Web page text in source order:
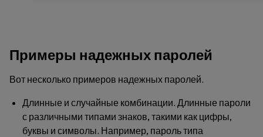
Примеры надежных паролей
Вот несколько примеров надежных паролей.
Длинные и случайные комбинации. Длинные пароли
с различными типами знаков, такими как цифры,
буквы и символы. Например, пароль типа